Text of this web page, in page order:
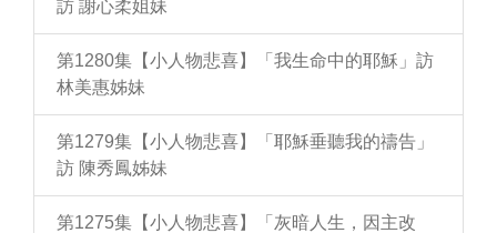
訪 謝心柔姐妹
第1280集【小人物悲喜】「我生命中的耶穌」訪
林美惠姊妹
第1279集【小人物悲喜】「耶穌垂聽我的禱告」
訪 陳秀鳳姊妹
第1275集【小人物悲喜】「灰暗人生，因主改